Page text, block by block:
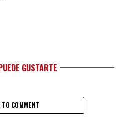
GUSTARTE
TO COMMENT